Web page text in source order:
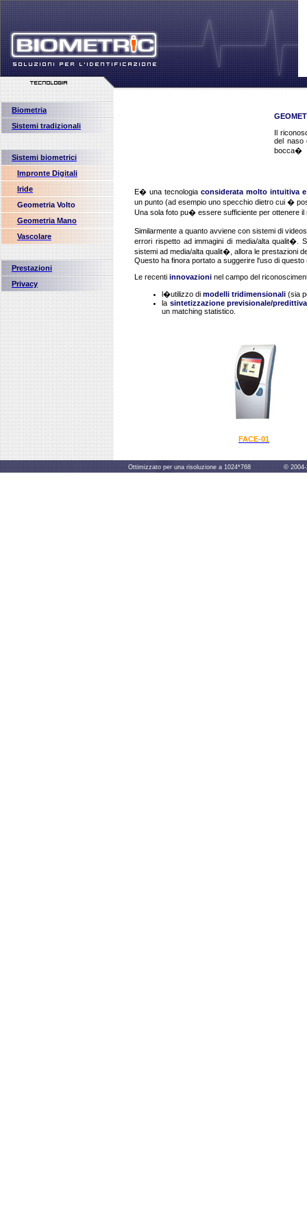
Biometria
Sistemi tradizionali
Sistemi biometrici
Impronte Digitali
Iride
Geometria Volto
Geometria Mano
Vascolare
Prestazioni
Privacy
Il
del naso
bocca�
E� una tecnologiaconsiderata molto intuitiva
un punto (ad esempio uno specchio dietro cui �
Una sola foto pu� essere sufficiente per ottenere il
Similarmente a quanto avviene con sistemi di
errori rispetto ad immagini di media/alta qualit�.
sistemi ad media/alta qualit�, allora le prestazioni
Questo ha finora portato a suggerire l'uso di
Le recentiinnovazioni nel campo del
l�utilizzo dimodelli tridimensionali (sia
la sintetizzazione previsionale/
un matching statistico.
FACE-01
Ottimizzato per una risoluzione a 1024*768 © 2004-